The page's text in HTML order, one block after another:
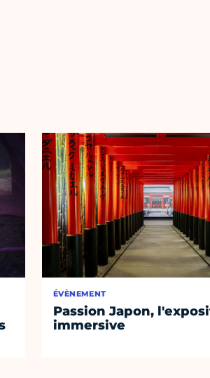
ÉVÈNEMENT
Passion Japon,
immersive